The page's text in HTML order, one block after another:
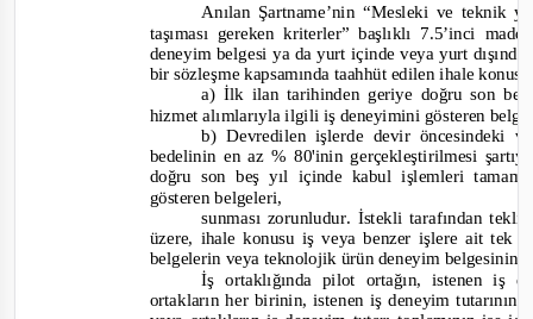
Anılan Şartname’nin “Mesleki ve
taşıması gereken kriterler” başlıklı 7.5’inci
deneyim belgesi ya da yurt içinde veya yurt
bir sözleşme kapsamında taahhüt edilen ihale
a) İlk ilan tarihinden geriye doğru son
hizmet alımlarıyla ilgili iş deneyimini gösteren
b) Devredilenişlerde devir öncesindeki
bedelinin en az % 80'inin gerçekleştirilmesi
doğru son beş yıl içinde kabul işlemleri
gösteren belgeleri,
sunması zorunludur. İstekli tarafından
üzere, ihale konusu iş veya benzer işlere ait tek
belgelerin veya teknolojik ürün deneyim belgesinin
İş ortaklığında pilot ortağın, istenen iş
ortakların her birinin, istenen iş deneyim